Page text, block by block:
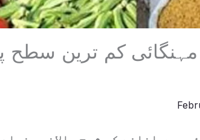
میں مہنگائی کم ترین